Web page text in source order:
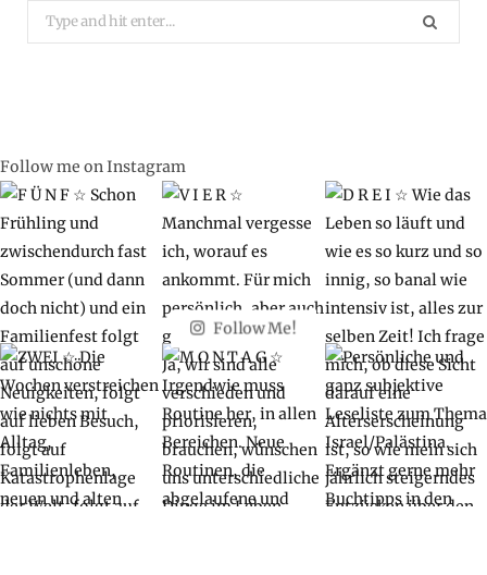
Search
for:
Follow me on Instagram
Follow Me!